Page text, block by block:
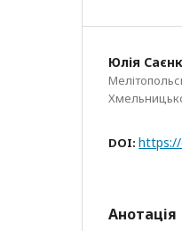
Юлія
DOI: https://
Анотація